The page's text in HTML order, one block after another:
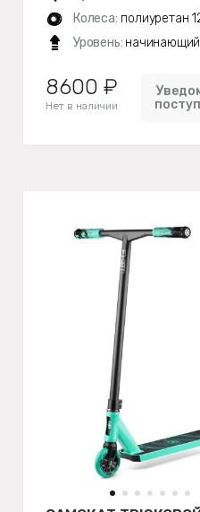
Колеса: полиуретан
Уровень: начинающий
8600 ₽
Нет в наличии